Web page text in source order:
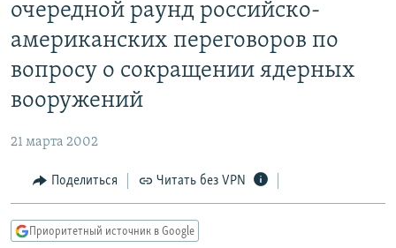
основному
содержанию
Вернутся
главной
навигации
Вернутся
поиску
АВТОРСКИЕ ПРОЕКТЫ
МНЕНИЯ
IDEL.РЕАЛИИ
КАВКАЗ.РЕАЛИИ
СЕВЕР.РЕАЛИИ
очередной раунд российско-
американских переговоров по
вопросу о сокращении ядерных
вооружений
21 марта 2002
Поделиться Читать без VPN
Приоритетный источник в Google